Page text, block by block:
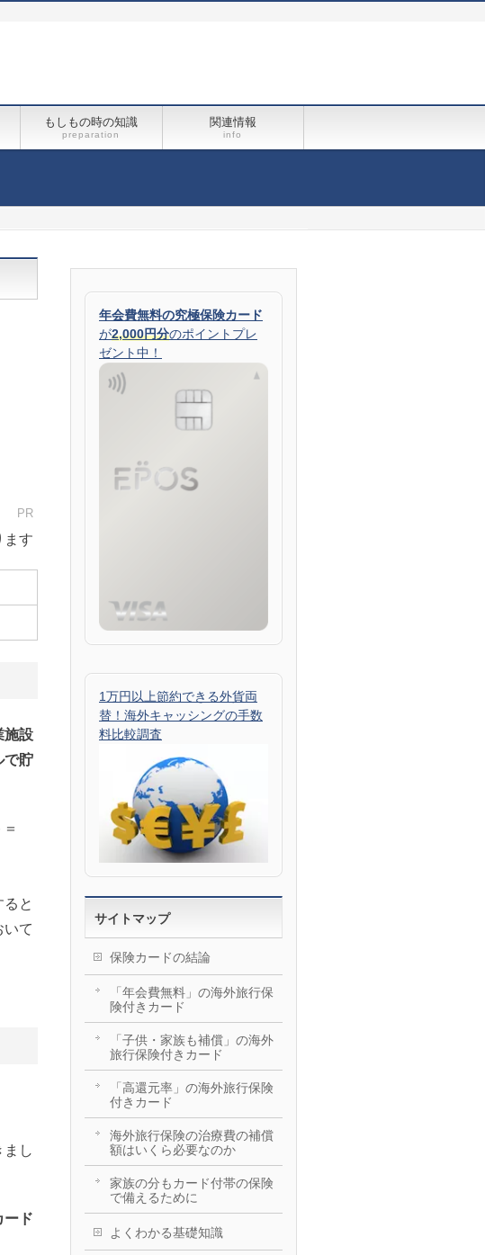
もしもの時の知識
preparation
関連情報
info
PR
ます
施設
で貯
と
て
まし
ード
年会費無料の究極保険カード
が2,000円分のポイントプレ
ゼント中！
1万円以上節約できる外貨両
替！海外キャッシングの手数
料比較調査
サイトマップ
保険カードの結論
「年会費無料」の海外旅行保
険付きカード
「子供・家族も補償」の海外
旅行保険付きカード
「高還元率」の海外旅行保険
付きカード
海外旅行保険の治療費の補償
額はいくら必要なのか
家族の分もカード付帯の保険
で備えるために
よくわかる基礎知識